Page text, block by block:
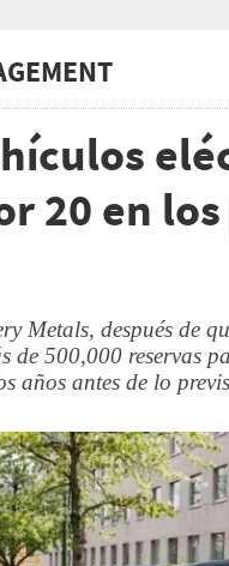
20 en
Metals, después de
de 500,000 reservas
años antes de lo